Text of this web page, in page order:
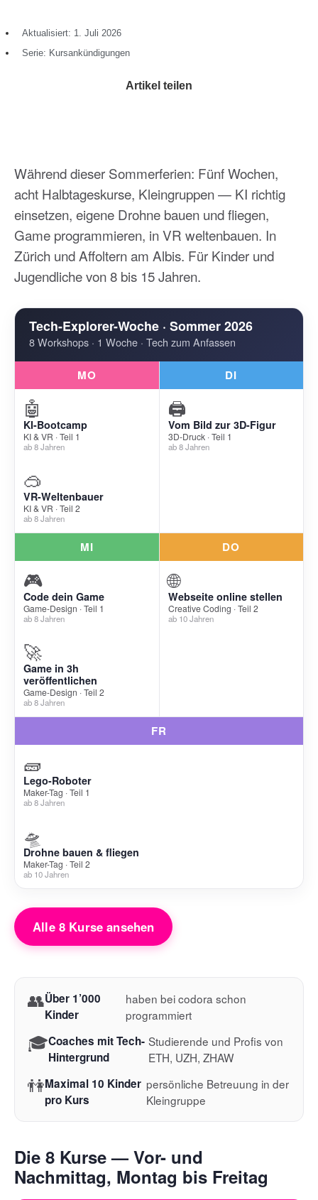
Aktualisiert: 1. Juli 2026
Serie: Kursankündigungen
Artikel teilen
Während dieser Sommerferien: Fünf Wochen,
acht Halbtageskurse, Kleingruppen — KI richtig
einsetzen, eigene Drohne bauen und fliegen,
Game programmieren, in VR weltenbauen. In
Zürich und Affoltern am Albis. Für Kinder und
Jugendliche von 8 bis 15 Jahren.
Tech-Explorer-Woche · Sommer 2026
8 Workshops · 1 Woche · Tech zum Anfassen
MO
🤖
KI-Bootcamp
KI & VR · Teil 1
ab 8 Jahren
🥽
VR-Weltenbauer
KI & VR · Teil 2
ab 8 Jahren
DI
🖨️
Vom Bild zur 3D-Figur
3D-Druck · Teil 1
ab 8 Jahren
MI
🎮
Code dein Game
Game-Design · Teil 1
ab 8 Jahren
🚀
Game in 3h
veröffentlichen
Game-Design · Teil 2
ab 8 Jahren
DO
🌐
Webseite online stellen
Creative Coding · Teil 2
ab 10 Jahren
FR
🧱
Lego-Roboter
Maker-Tag · Teil 1
ab 8 Jahren
🛸
Drohne bauen & fliegen
Maker-Tag · Teil 2
ab 10 Jahren
Alle 8 Kurse ansehen
👥Über 1’000
Kinder
haben bei codora schon
programmiert
🎓Coaches mit Tech-
Hintergrund
Studierende und Profis von
ETH, UZH, ZHAW
👫Maximal 10 Kinder
pro Kurs
persönliche Betreuung in der
Kleingruppe
Die 8 Kurse — Vor- und
Nachmittag, Montag bis Freitag